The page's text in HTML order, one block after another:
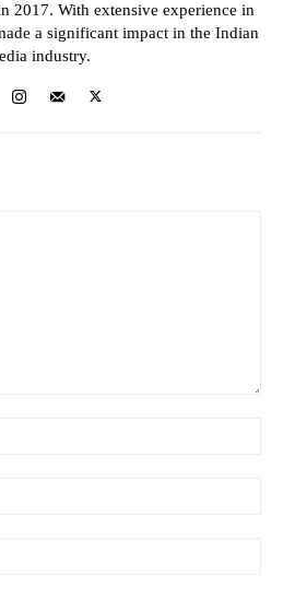
2017. With extensive experience in
a significant impact in the Indian
industry.